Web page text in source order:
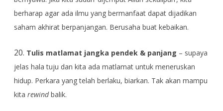
berharap agar ada ilmu yang bermanfaat dapat dijadikan
saham akhirat berpanjangan. Berusaha buat kebaikan.
20. Tulis matlamat jangka pendek & panjang – supaya
jelas hala tuju dan kita ada matlamat untuk meneruskan
hidup. Perkara yang telah berlaku, biarkan. Tak akan mampu
kita rewindbalik.